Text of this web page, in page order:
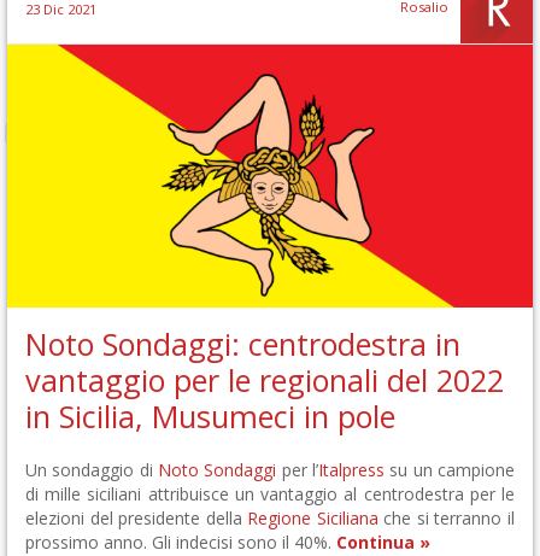
23 Dic 2021 Rosalio
Noto Sondaggi: centrodestra in
vantaggio per le regionali del 2022
in Sicilia, Musumeci in pole
Un sondaggio di Noto Sondaggi per l’Italpress su un campione
di mille siciliani attribuisce un vantaggio al centrodestra per le
elezioni del presidente della Regione Siciliana che si terranno il
prossimo anno. Gli indecisi sono il 40%. Continua »